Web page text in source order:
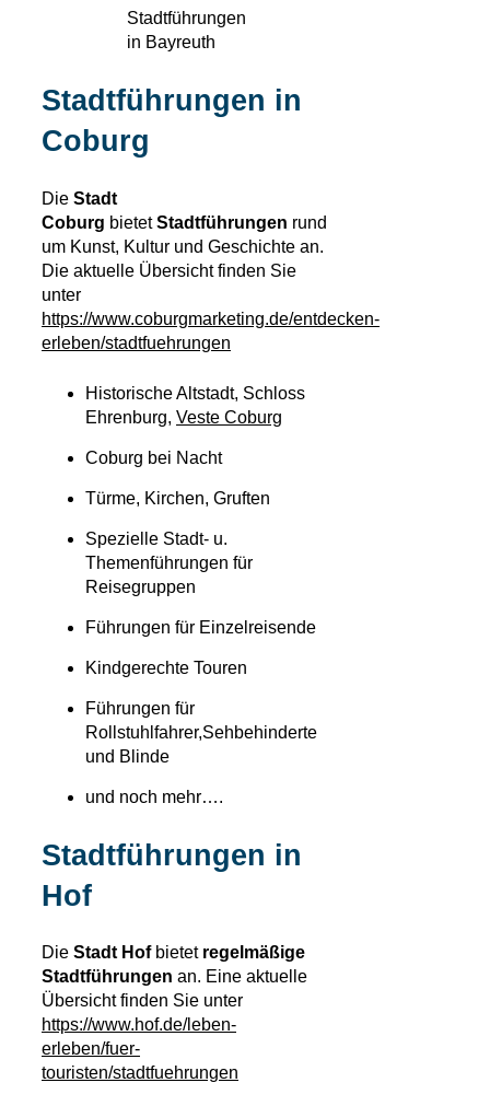
Stadtführungen
in Bayreuth
Stadtführungen in
Coburg
Die Stadt
Coburg bietetStadtführungen rund
um Kunst, Kultur und Geschichte an.
Die aktuelle Übersicht finden Sie
unter
https://www.coburgmarketing.de/entdecken-
erleben/stadtfuehrungen
Historische Altstadt, Schloss
Ehrenburg, Veste Coburg
Coburg bei Nacht
Türme, Kirchen, Gruften
Spezielle Stadt- u.
Themenführungen für
Reisegruppen
Führungen für Einzelreisende
Kindgerechte Touren
Führungen für
Rollstuhlfahrer,Sehbehinderte
und Blinde
und noch mehr….
Stadtführungen in
Hof
Die Stadt Hofbietet regelmäßige
Stadtführungen an. Eine aktuelle
Übersicht finden Sie unter
https://www.hof.de/leben-
erleben/fuer-
touristen/stadtfuehrungen